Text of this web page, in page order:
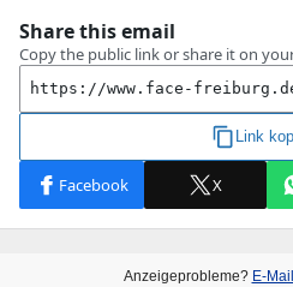
Anzeigeprobleme? E-